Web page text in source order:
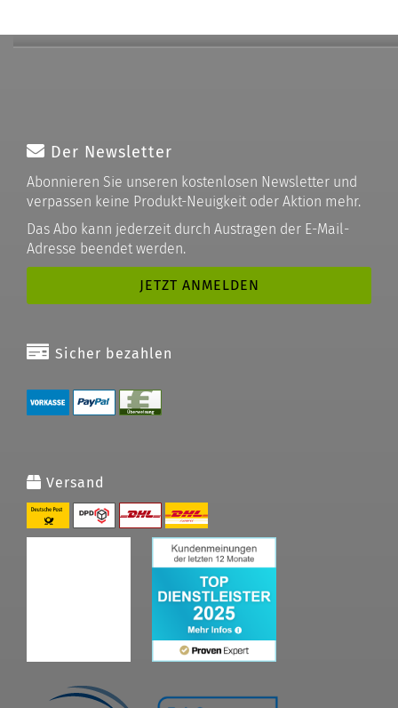
Der Newsletter
Abonnieren Sie unseren kostenlosen Newsletter und
verpassen keine Produkt-Neuigkeit oder Aktion mehr.
Das Abo kann jederzeit durch Austragen der E-Mail-
Adresse beendet werden.
Sicher bezahlen
Versand